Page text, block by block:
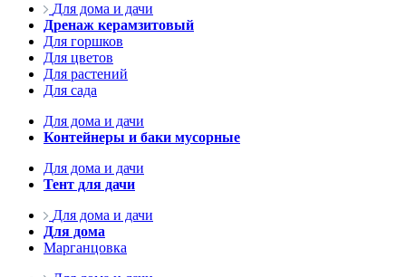
Для дома и дачи
Дренаж керамзитовый
Для горшков
Для цветов
Для растений
Для сада
Для дома и дачи
Контейнеры и баки мусорные
Для дома и дачи
Тент для дачи
Для дома и дачи
Для дома
Марганцовка